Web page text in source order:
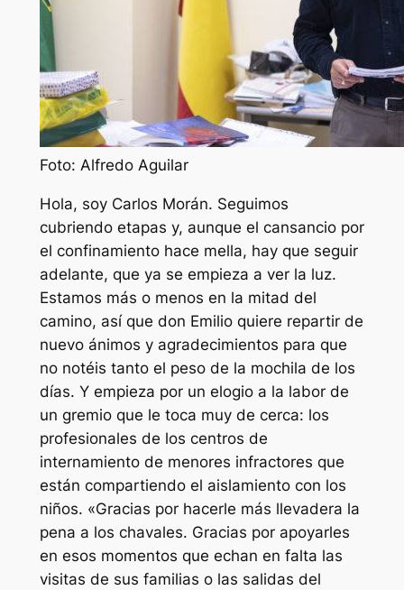
Foto: Alfredo Aguilar
Hola, soy Carlos Morán. Seguimos
cubriendo etapas y, aunque el cansancio por
el confinamiento hace mella, hay que seguir
adelante, que ya se empieza a ver la luz.
Estamos más o menos en la mitad del
camino, así que don Emilio quiere repartir de
nuevo ánimos y agradecimientos para que
no notéis tanto el peso de la mochila de los
días. Y empieza por un elogio a la labor de
un gremio que le toca muy de cerca: los
profesionales de los centros de
internamiento de menores infractores que
están compartiendo el aislamiento con los
niños. «Gracias por hacerle más llevadera la
pena a los chavales. Gracias por apoyarles
en esos momentos que echan en falta las
visitas de sus familias o las salidas del